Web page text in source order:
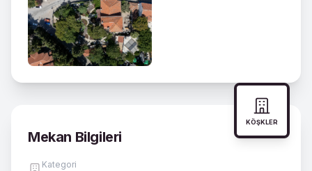
KÖŞKLER
Mekan Bilgileri
Kategori